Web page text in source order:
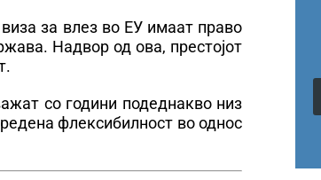
за влез во ЕУ имаат право
Надвор од ова, престојот
со години подеднакво низ
флексибилност во однос